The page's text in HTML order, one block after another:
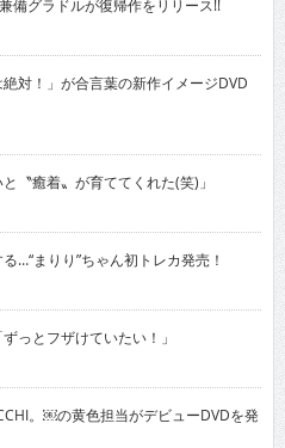
備グラドルが復帰作をリリース!!
対！」が合言葉の新作イメージDVD
〝癒着〟が育ててくれた(笑)」
…“まりり”ちゃん初トレカ発売！
っとフザけていたい！」
。￼の黄色担当がデビューDVDを発